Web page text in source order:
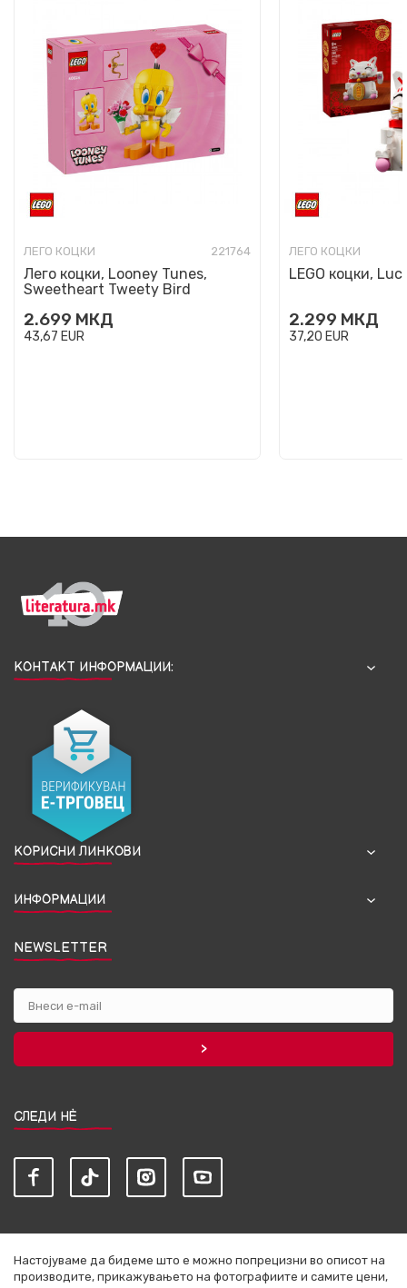
ЛЕГО КОЦКИ 221764
Лего коцки, Looney Tunes,
Sweetheart Tweety Bird
2.699 МКД
43,67 EUR
ЛЕГО КОЦКИ
LEGO коцки,
2.299 МКД
37,20 EUR
КОНТАКТ ИНФОРМАЦИИ:
КОРИСНИ ЛИНКОВИ
ИНФОРМАЦИИ
NEWSLETTER
СЛЕДИ НЀ
Настојуваме да бидеме што е можно попрецизни во описот на
производите, прикажувањето на фотографиите и самите цени,